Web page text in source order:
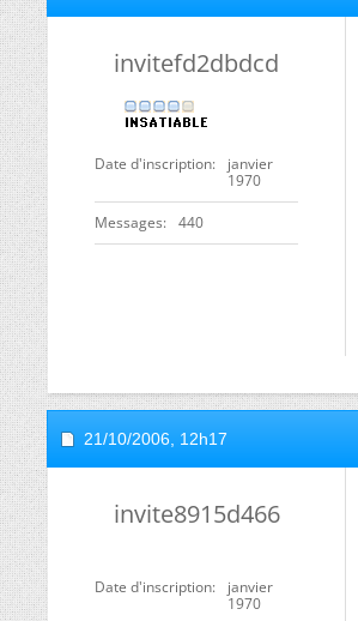
invitefd2dbdcd
Date d'inscription
janvier
1970
Messages 440
21/10/2006, 12h17
invite8915d466
Date d'inscription
janvier
1970